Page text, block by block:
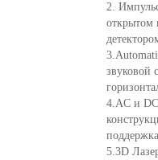
2.
открытом
звуковой
4.AC и
5.3D